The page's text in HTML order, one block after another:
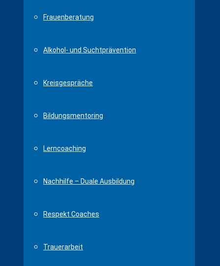
Frauenberatung
Alkohol- und Suchtprävention
Kreisgespräche
Bildungsmentoring
Lerncoaching
Nachhilfe – Duale Ausbildung
Respekt Coaches
Trauerarbeit